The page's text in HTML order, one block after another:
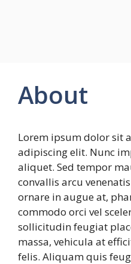
About
Lorem ipsum dolor sit
adipiscing elit. Nunc
aliquet. Sed tempor
convallis arcu
ornare in augue at,
commodo orci vel
sollicitudin feugiat
massa, vehicula at
felis. Aliquam quis